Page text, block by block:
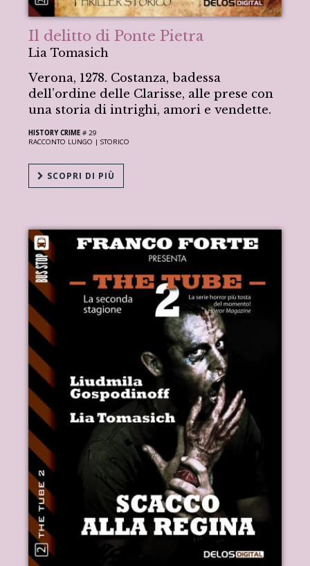
Il delitto di Ponte Pietra
Lia Tomasich
Verona, 1278. Costanza, badessa
dell’ordine delle Clarisse, alle prese con
una storia di intrighi, amori e vendette.
HISTORY CRIME # 29
RACCONTO LUNGO |STORICO
SCOPRI DI PIÙ